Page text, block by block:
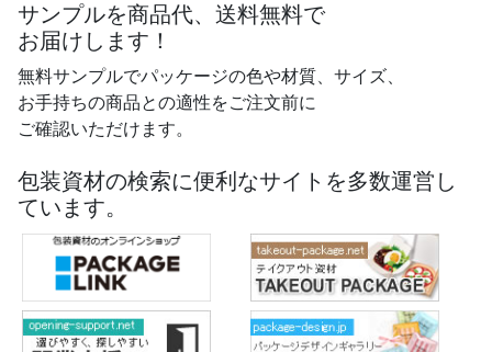
サンプルを商品代、送料無料で
お届けします！
無料サンプルでパッケージの色や材質、サイズ、
お手持ちの商品との適性をご注文前に
ご確認いただけます。
包装資材の検索に便利なサイトを多数運営し
ています。